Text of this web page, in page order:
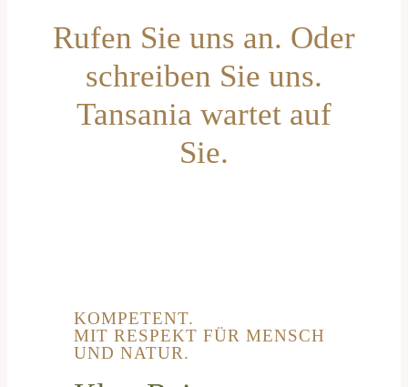
Rufen Sie uns an. Oder
schreiben Sie uns.
Tansania wartet auf
Sie.
KOMPETENT.
MIT RESPEKT FÜR MENSCH
UND NATUR.